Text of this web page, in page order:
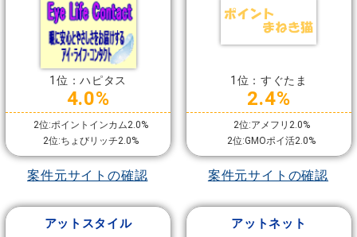
1位：ハピタス
4.0%
2位:ポイントインカム2.0%
2位:ちょびリッチ2.0%
案件元サイトの確認
1位：すぐたま
2.4%
2位:アメフリ2.0%
2位:GMOポイ活2.0%
案件元サイトの確認
アットスタイル アットネット